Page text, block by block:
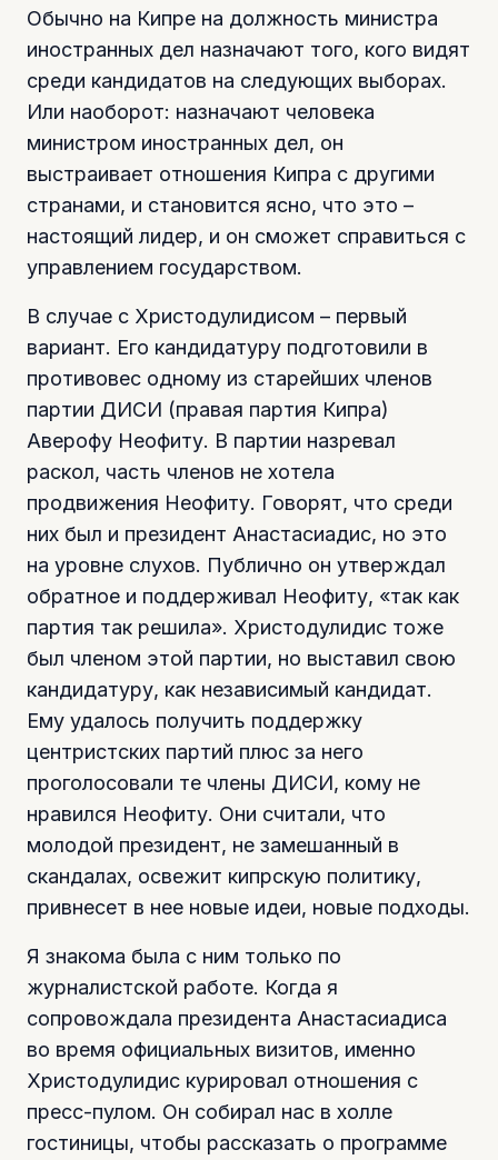
Обычно на Кипре на должность министра
иностранных дел назначают того, кого видят
среди кандидатов на следующих выборах.
Или наоборот: назначают человека
министром иностранных дел, он
выстраивает отношения Кипра с другими
странами, и становится ясно, что это –
настоящий лидер, и он сможет справиться с
управлением государством.
В случае с Христодулидисом – первый
вариант. Его кандидатуру подготовили в
противовес одному из старейших членов
партии ДИСИ (правая партия Кипра)
Аверофу Неофиту. В партии назревал
раскол, часть членов не хотела
продвижения Неофиту. Говорят, что среди
них был и президент Анастасиадис, но это
на уровне слухов. Публично он утверждал
обратное и поддерживал Неофиту, «так как
партия так решила». Христодулидис тоже
был членом этой партии, но выставил свою
кандидатуру, как независимый кандидат.
Ему удалось получить поддержку
центристских партий плюс за него
проголосовали те члены ДИСИ, кому не
нравился Неофиту. Они считали, что
молодой президент, не замешанный в
скандалах, освежит кипрскую политику,
привнесет в нее новые идеи, новые подходы.
Я знакома была с ним только по
журналистской работе. Когда я
сопровождала президента Анастасиадиса
во время официальных визитов, именно
Христодулидис курировал отношения с
пресс-пулом. Он собирал нас в холле
гостиницы, чтобы рассказать о программе